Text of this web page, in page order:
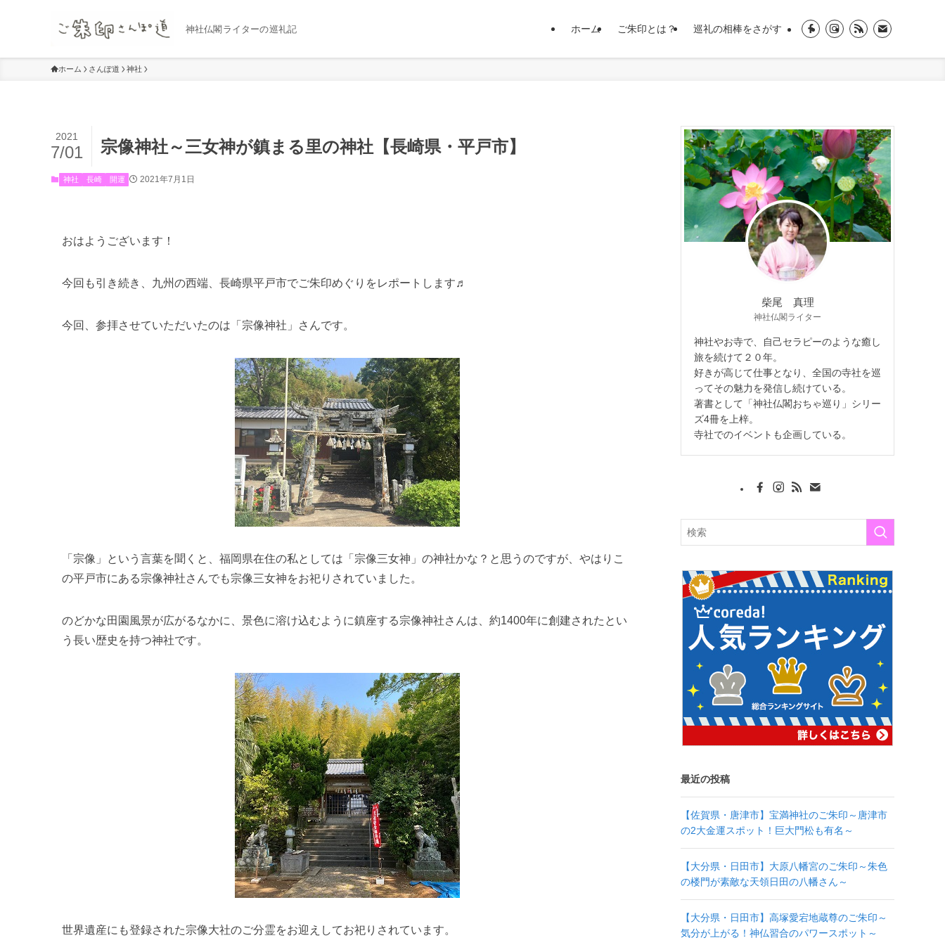
神社仏閣ライターの巡礼記 ホーム ご朱印とは？ 巡礼の相棒をさがす
ホーム さんぽ道 神社
宗像神社～三女神が鎮まる里の神社【長崎県・平戸市】
2021
7/01
神社 長崎 開運 2021年7月1日
おはようございます！
今回も引き続き、九州の西端、長崎県平戸市でご朱印めぐりをレポートします♬
今回、参拝させていただいたのは「宗像神社」さんです。
「宗像」という言葉を聞くと、福岡県在住の私としては「宗像三女神」の神社かな？と思うのですが、やはりこ
の平戸市にある宗像神社さんでも宗像三女神をお祀りされていました。
のどかな田園風景が広がるなかに、景色に溶け込むように鎮座する宗像神社さんは、約1400年に創建されたとい
う長い歴史を持つ神社です。
世界遺産にも登録された宗像大社のご分霊をお迎えしてお祀りされています。
柴尾 真理
神社仏閣ライター
神社やお寺で、自己セラピーのような癒し
旅を続けて２０年。
好きが高じて仕事となり、全国の寺社を巡
ってその魅力を発信し続けている。
著書として「神社仏閣おちゃ巡り」シリー
ズ4冊を上梓。
寺社でのイベントも企画している。
最近の投稿
【佐賀県・唐津市】宝満神社のご朱印～唐津市
の2大金運スポット！巨大門松も有名～
【大分県・日田市】大原八幡宮のご朱印～朱色
の楼門が素敵な天領日田の八幡さん～
【大分県・日田市】高塚愛宕地蔵尊のご朱印～
気分が上がる！神仏習合のパワースポット～